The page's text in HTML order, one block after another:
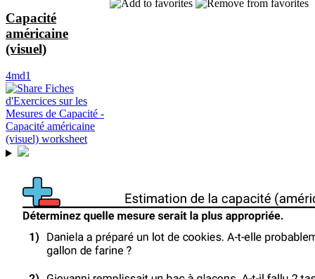
Capacité
américaine
(visuel)
4md1